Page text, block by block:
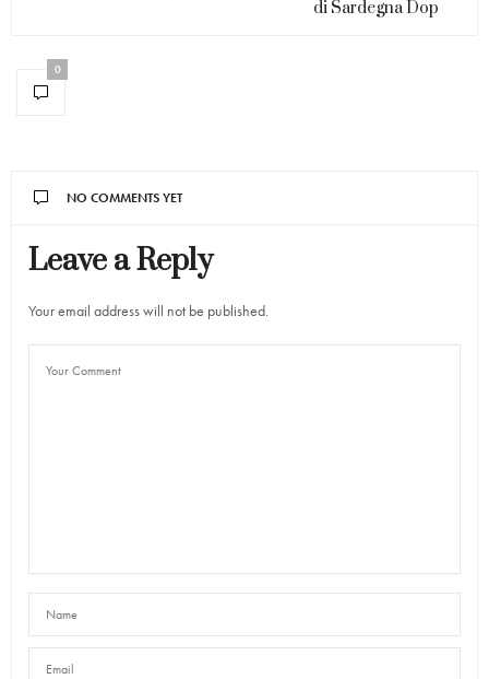
di Sardegna Dop
0
NO COMMENTS YET
Leave a Reply
Your email address will not be published.